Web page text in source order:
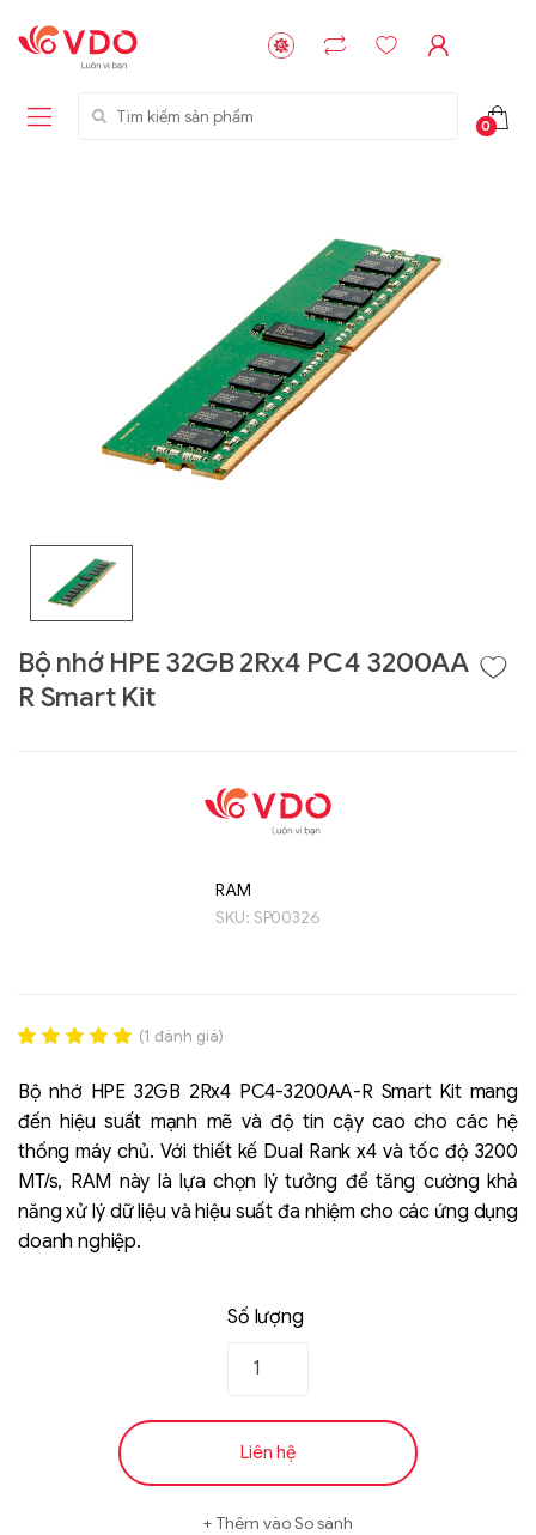
Tìm kiếm sản phẩm
0
Bộ nhớ HPE 32GB 2Rx4 PC4 3200AA
R Smart Kit
RAM
SKU: SP00326
out of 5
based on
đánh giá
(1 đánh giá)
Bộ nhớ HPE 32GB 2Rx4 PC4-3200AA-R Smart Kit mang
đến hiệu suất mạnh mẽ và độ tin cậy cao cho các hệ
thống máy chủ. Với thiết kế Dual Rank x4 và tốc độ 3200
MT/s, RAM này là lựa chọn lý tưởng để tăng cường khả
năng xử lý dữ liệu và hiệu suất đa nhiệm cho các ứng dụng
doanh nghiệp.
Số lượng
Liên hệ
Thêm vào So sánh
Liên hệ
GIGABYTE
G593-ZD1 (rev.
AAX1)